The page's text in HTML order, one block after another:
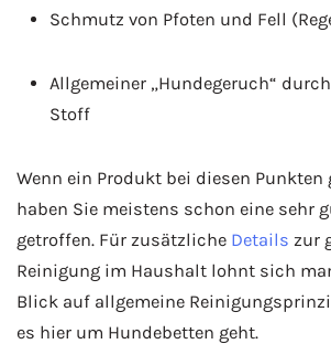
Schmutz von Pfoten und Fell
Allgemeiner „Hundegeruch“
Stoff
Wenn ein Produkt bei diesen
haben Sie meistens schon eine sehr
getroffen. Für zusätzliche Details zur
Reinigung im Haushalt lohnt sich
Blick auf allgemeine
es hier um Hundebetten geht.